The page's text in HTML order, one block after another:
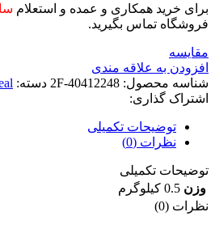
برای خرید همکاری و عمده و استعلام
فروشگاه تماس بگیرید.
مقايسه
افزودن به علاقه مندی
شناسه محصول: 2F-40412248 دسته:
اشتراک گذاری:
توضیحات تکمیلی
نظرات (0)
توضیحات تکمیلی
وزن 0.5 کیلوگرم
نظرات (0)